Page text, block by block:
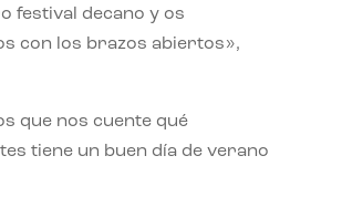
festival decano y os
con los brazos abiertos»,
que nos cuente qué
tiene un buen día de verano